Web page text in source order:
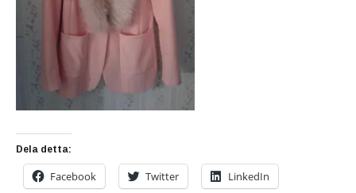
Dela detta:
Facebook Twitter LinkedIn